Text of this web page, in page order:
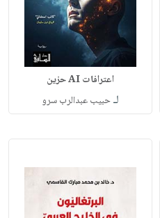
اعترافات AI حزين
لـحبيب عبدالرب سرو